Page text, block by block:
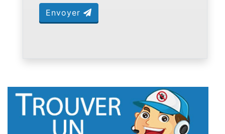
Envoyer